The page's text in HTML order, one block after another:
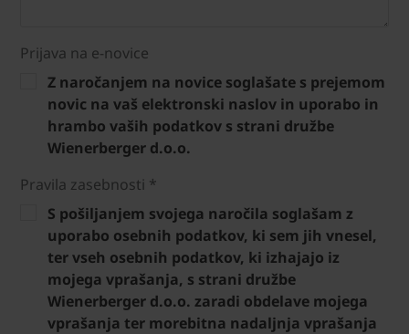
Prijava na e-novice
Z naročanjem na novice soglašate s prejemom
novic na vaš elektronski naslov in uporabo in
hrambo vaših podatkov s strani družbe
Wienerberger d.o.o.
Pravila zasebnosti *
S pošiljanjem svojega naročila soglašam z
uporabo osebnih podatkov, ki sem jih vnesel,
ter vseh osebnih podatkov, ki izhajajo iz
mojega vprašanja, s strani družbe
Wienerberger d.o.o. zaradi obdelave mojega
vprašanja ter morebitna nadaljnja vprašanja